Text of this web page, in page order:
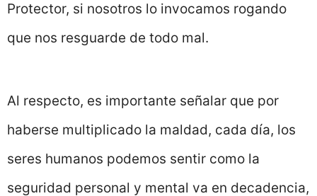
Protector, si nosotros lo invocamos rogando
que nos resguarde de todo mal.
Al respecto, es importante señalar que por
haberse multiplicado la maldad, cada día, los
seres humanos podemos sentir como la
seguridad personal y mental va en decadencia,